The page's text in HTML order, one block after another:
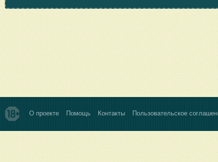
О проекте Помощь Контакты Пользовательское